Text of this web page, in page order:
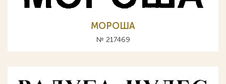
МОРОША
№ 217469